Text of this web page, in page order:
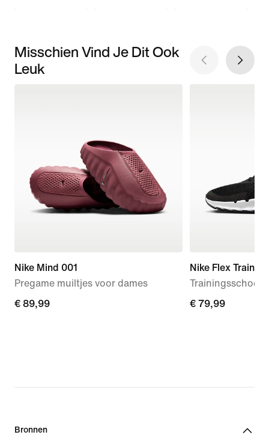
Misschien Vind Je Dit Ook
Leuk
Nike Mind 001
Pregame muiltjes voor dames
€ 89,99
€ 89,99
Nike Flex Train
€ 79,99
€ 79,99
Bronnen